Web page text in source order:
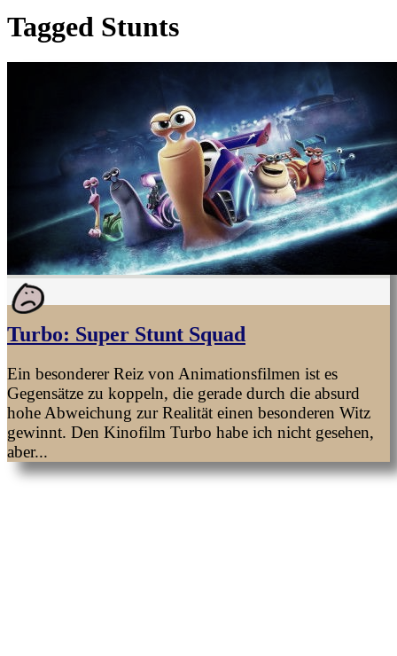
Tagged Stunts
Turbo: Super Stunt Squad
Ein besonderer Reiz von Animationsfilmen ist es
Gegensätze zu koppeln, die gerade durch die absurd
hohe Abweichung zur Realität einen besonderen Witz
gewinnt. Den Kinofilm Turbo habe ich nicht gesehen,
aber...